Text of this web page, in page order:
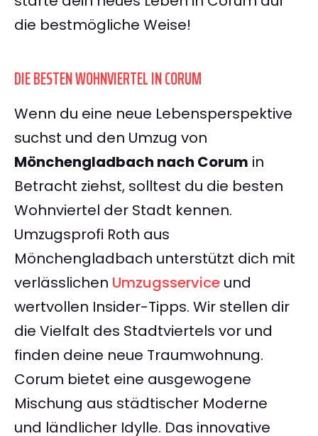
die bestmögliche Weise!
DIE BESTEN WOHNVIERTEL IN CORUM
Wenn du eine neue Lebensperspektive
suchst und den Umzug von
Mönchengladbach nach Corum in
Betracht ziehst, solltest du die besten
Wohnviertel der Stadt kennen.
Umzugsprofi Roth aus
Mönchengladbach unterstützt dich mit
verlässlichen Umzugsservice und
wertvollen Insider-Tipps. Wir stellen dir
die Vielfalt des Stadtviertels vor und
finden deine neue Traumwohnung.
Corum bietet eine ausgewogene
Mischung aus städtischer Moderne
und ländlicher Idylle. Das innovative